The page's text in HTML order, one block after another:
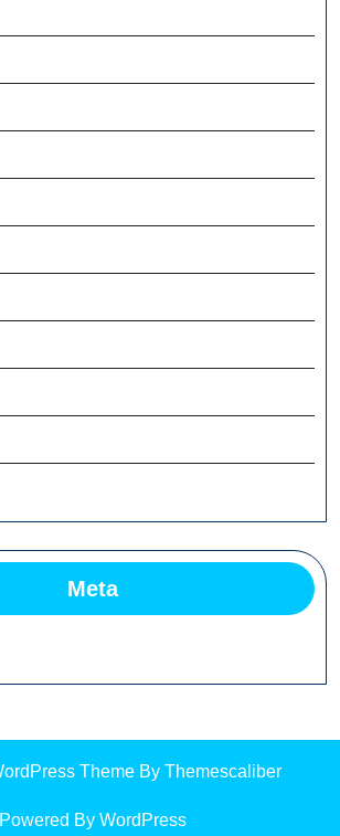
Meta
Theme By Themescaliber
Powered By WordPress